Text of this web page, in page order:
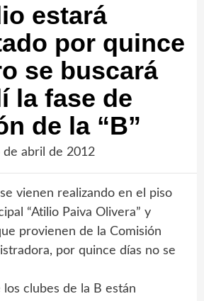
estará
por quince
se buscará
la fase de
de la “B”
de abril de 2012
vienen realizando en el piso
“Atilio Paiva Olivera” y
provienen de la Comisión
por quince días no se
los clubes de la B están